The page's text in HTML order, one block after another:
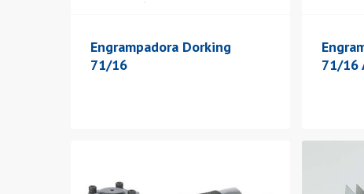
Engrampadora Dorking
71/16
71/16